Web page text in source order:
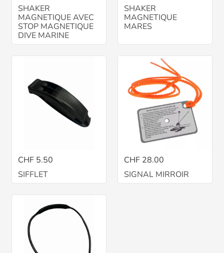
SHAKER
MAGNETIQUE AVEC
STOP MAGNETIQUE
DIVE MARINE
SHAKER
MAGNETIQUE
MARES
CHF 5.50
SIFFLET
CHF 28.00
SIGNAL MIRROIR